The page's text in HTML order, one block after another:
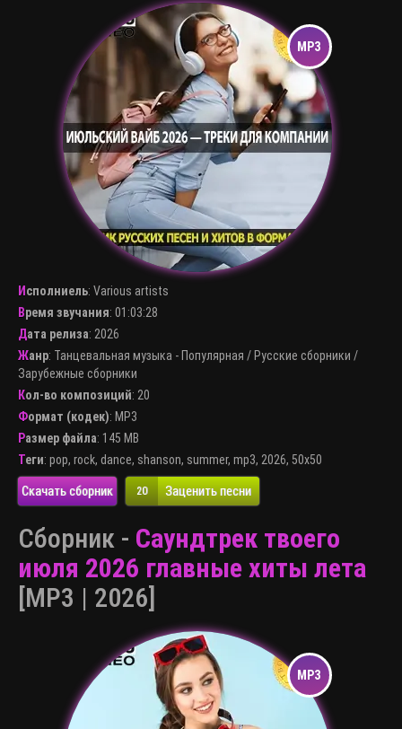
Исполниель: Various artists
Время звучания: 01:03:28
Дата релиза: 2026
Жанр: Танцевальная музыка - Популярная / Русские сборники /
Зарубежные сборники
Кол-во композиций: 20
Формат (кодек): MP3
Размер файла: 145 MB
Теги: pop, rock, dance, shanson, summer, mp3, 2026, 50x50
Скачать сборник 20 Заценить песни
Сборник - Саундтрек твоего
июля 2026 главные хиты лета
[MP3 | 2026]